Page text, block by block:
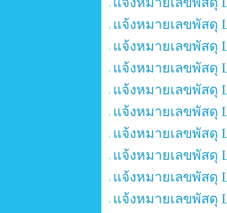
แจ้งหมายเลขพัสดุ
แจ้งหมายเลขพัสดุ
แจ้งหมายเลขพัสดุ
แจ้งหมายเลขพัสดุ
แจ้งหมายเลขพัสดุ
แจ้งหมายเลขพัสดุ
แจ้งหมายเลขพัสดุ
แจ้งหมายเลขพัสดุ
แจ้งหมายเลขพัสดุ